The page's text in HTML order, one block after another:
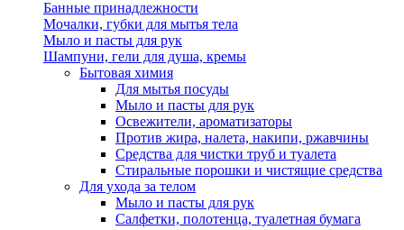
Банные принадлежности
Мочалки, губки для мытья тела
Мыло и пасты для рук
Шампуни, гели для душа, кремы
Бытовая химия
Для мытья посуды
Мыло и пасты для рук
Освежители, ароматизаторы
Против жира, налета, накипи, ржавчины
Средства для чистки труб и туалета
Стиральные порошки и чистящие средства
Для ухода за телом
Мыло и пасты для рук
Салфетки, полотенца, туалетная бумага